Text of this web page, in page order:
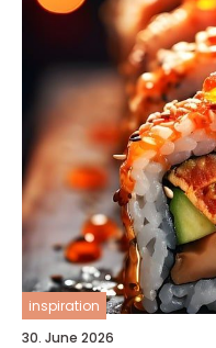
inspiration
30. June 2026